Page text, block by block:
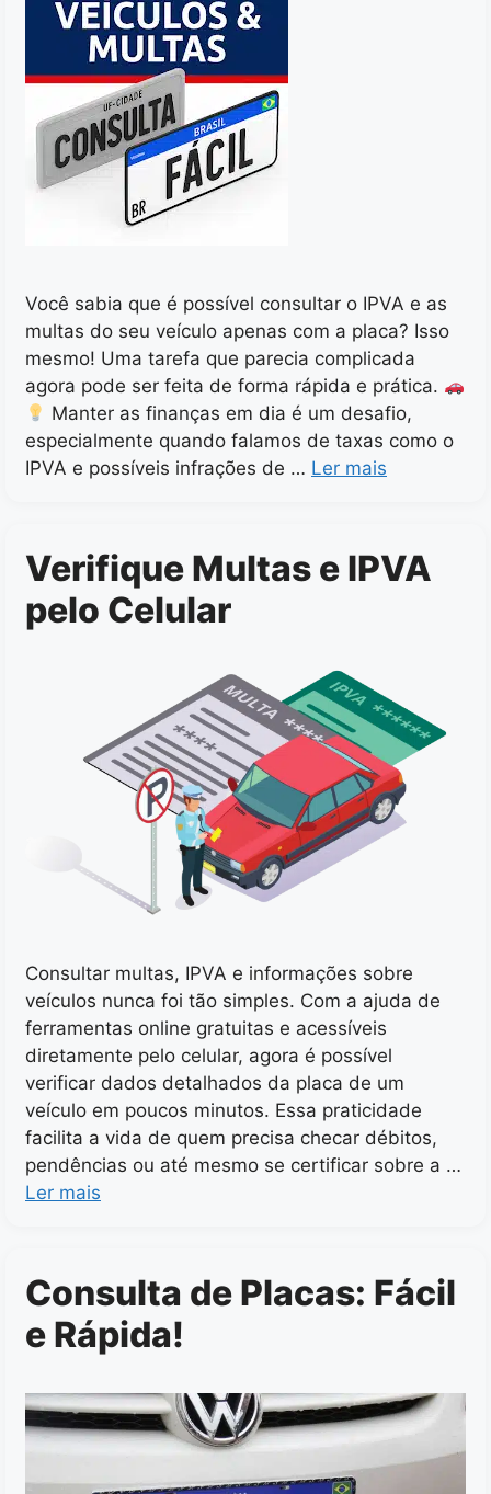
Você sabia que é possível consultar o IPVA e as
multas do seu veículo apenas com a placa? Isso
mesmo! Uma tarefa que parecia complicada
agora pode ser feita de forma rápida e prática.
Manter as finanças em dia é um desafio,
especialmente quando falamos de taxas como o
IPVA e possíveis infrações de … Ler mais
Verifique Multas e IPVA
pelo Celular
Consultar multas, IPVA e informações sobre
veículos nunca foi tão simples. Com a ajuda de
ferramentas online gratuitas e acessíveis
diretamente pelo celular, agora é possível
verificar dados detalhados da placa de um
veículo em poucos minutos. Essa praticidade
facilita a vida de quem precisa checar débitos,
pendências ou até mesmo se certificar sobre a …
Ler mais
Consulta de Placas: Fácil
e Rápida!